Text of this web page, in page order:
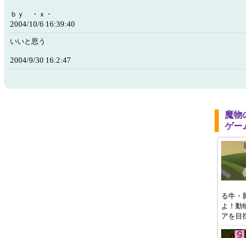
ｂｙ ・ｘ・
2004/10/6 16:39:40
いいと思う
2004/9/30 16:2:47
魔物
ゲー
る牛・
よ！動
アを目